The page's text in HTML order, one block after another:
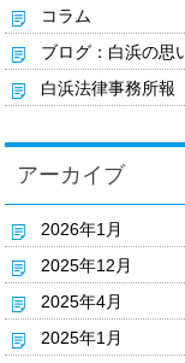
コラム
ブログ：白浜の思
白浜法律事務所報
アーカイブ
2026年1月
2025年12月
2025年4月
2025年1月